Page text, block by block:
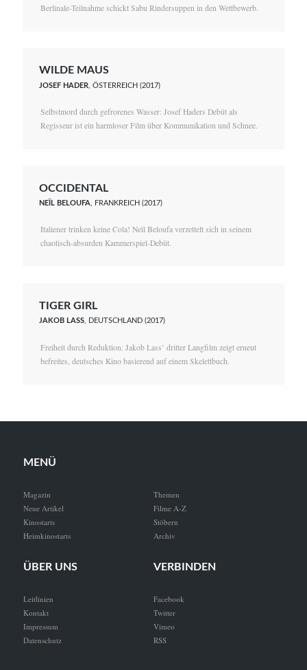
Berlinale-Teilnahme schickt Sabu Rindersuppen in den Wettbewerb.
WILDE MAUS
JOSEF HADER , ÖSTERREICH (2017)
Selbstmord durch gefrorenes Wasser: Josef Haders Debüt als
Regisseur ist ein harmloser Film über Kommunikation und Schnee.
OCCIDENTAL
NEÏL BELOUFA , FRANKREICH (2017)
Italiener trinken keine Cola! Neïl Beloufa verzettelt sich in seinem
chaotisch-absurden Kammerspiel-Debüt.
TIGER GIRL
JAKOB LASS, DEUTSCHLAND (2017)
Freiheit durch Reduktion: Jakob Lass’ dritter Langfilm zeigt erneut
befreites, deutsches Kino basierend auf einem Skelettbuch.
MENÜ
Magazin
Neue Artikel
Kinostarts
Heimkinostarts
Themen
Filme A-Z
Stöbern
Archiv
ÜBER UNS
Leitlinien
Kontakt
Impressum
Datenschutz
VERBINDEN
Facebook
Twitter
Vimeo
RSS